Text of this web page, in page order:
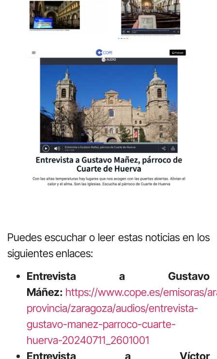
Puedes escuchar o leer estas noticias en los
siguientes enlaces:
Entrevista a Gustavo
Máñez: https://www.cope.es/emisoras/
provincia/zaragoza/audios/entrevista-
gustavo-manez-parroco-cuarte-
huerva-20240711_2601001
Entrevista a Víctor